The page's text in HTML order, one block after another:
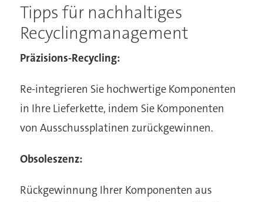
Tipps für nachhaltiges
Recyclingmanagement
Präzisions-Recycling:
Re-integrieren Sie hochwertige Komponenten
in Ihre Lieferkette, indem Sie Komponenten
von Ausschussplatinen zurückgewinnen.
Obsoleszenz:
Rückgewinnung Ihrer Komponenten aus